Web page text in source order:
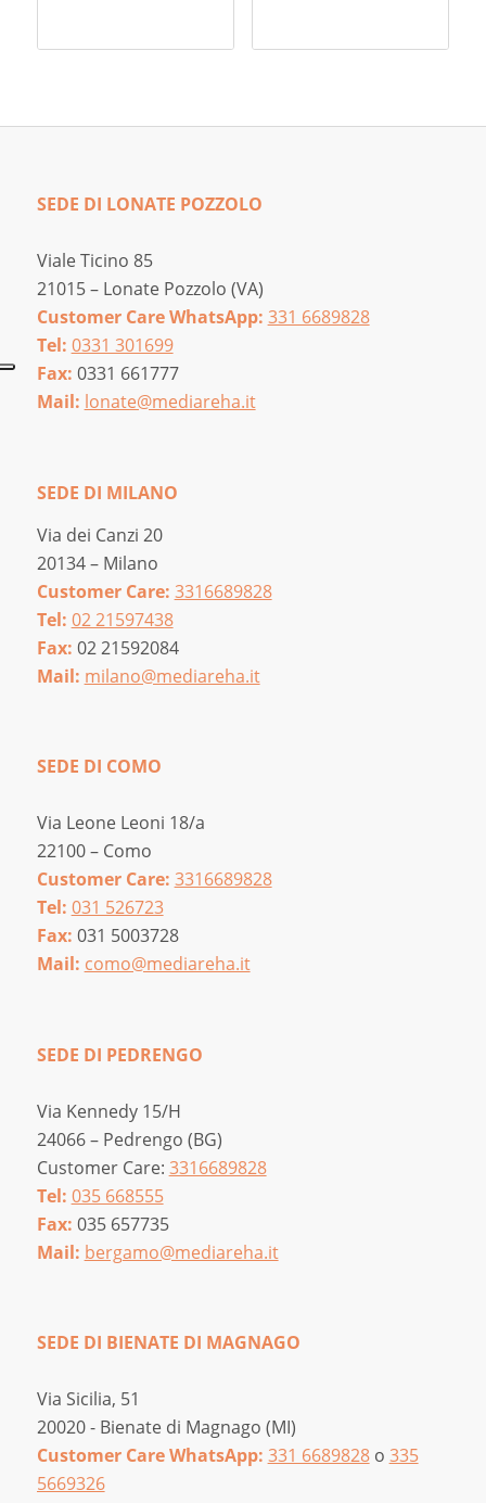
SEDE DI LONATE POZZOLO
Viale Ticino 85
21015 – Lonate Pozzolo (VA)
Customer Care WhatsApp: 331 6689828
Tel: 0331 301699
Fax: 0331 661777
Mail: lonate@mediareha.it
SEDE DI MILANO
Via dei Canzi 20
20134 – Milano
Customer Care: 3316689828
Tel: 02 21597438
Fax: 02 21592084
Mail: milano@mediareha.it
SEDE DI COMO
Via Leone Leoni 18/a
22100 – Como
Customer Care: 3316689828
Tel: 031 526723
Fax: 031 5003728
Mail: como@mediareha.it
SEDE DI PEDRENGO
Via Kennedy 15/H
24066 – Pedrengo (BG)
Customer Care: 3316689828
Tel: 035 668555
Fax: 035 657735
Mail: bergamo@mediareha.it
SEDE DI BIENATE DI MAGNAGO
Via Sicilia, 51
20020 - Bienate di Magnago (MI)
Customer Care WhatsApp: 331 6689828o 335
5669326